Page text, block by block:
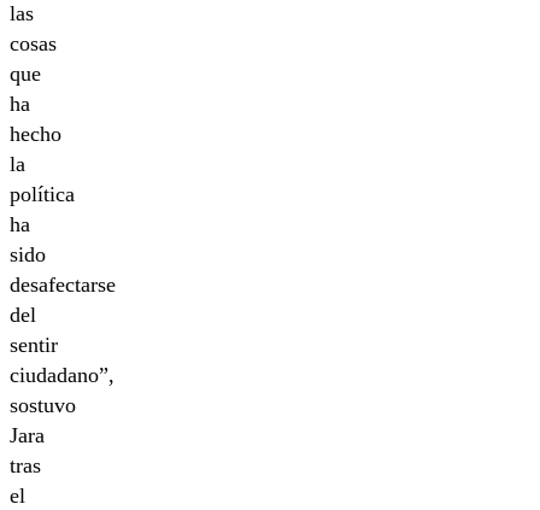
las
cosas
que
ha
hecho
la
política
ha
sido
desafectarse
del
sentir
ciudadano”,
sostuvo
Jara
tras
el